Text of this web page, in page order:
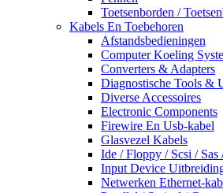
Toetsenborden /
Kabels En Toebehoren
Afstandsbedieningen
Computer Koeling
Converters & Adapters
Diagnostische Tools &
Diverse Accessoires
Electronic Components
Firewire En Usb-kabel
Glasvezel Kabels
Ide / Floppy / Scsi / Sas
Input Device
Netwerken Ethernet-